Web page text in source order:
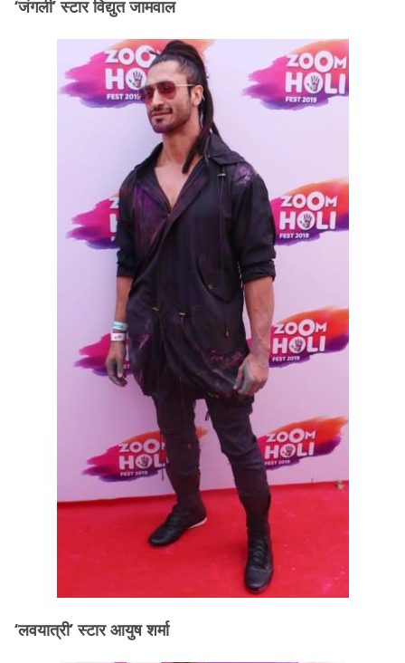
‘जंगली’ स्टार विद्युत जामवाल
‘लवयात्री’ स्टार आयुष शर्मा